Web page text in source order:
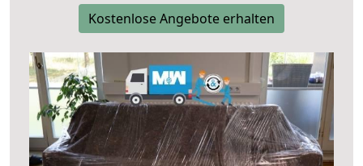
Kostenlose Angebote erhalten